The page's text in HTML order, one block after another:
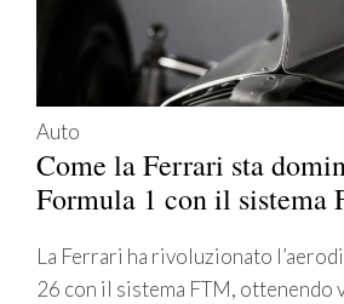
Auto
Come la Ferrari sta
Formula 1 con il sistema
La Ferrari ha rivoluzionato
26 con il sistema FTM, ottenendo